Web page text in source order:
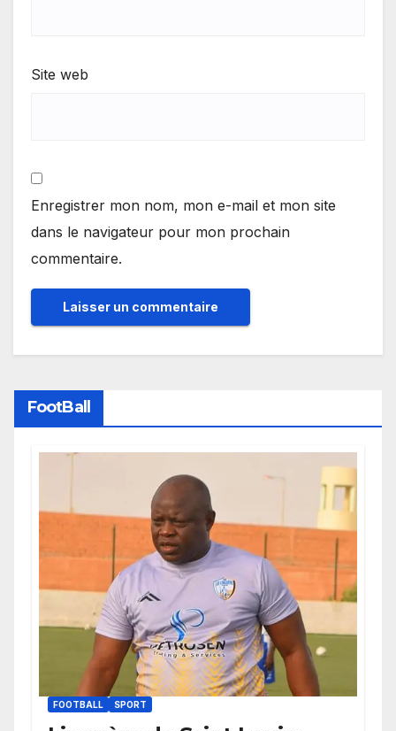
Site web
Enregistrer mon nom, mon e-mail et mon site
dans le navigateur pour mon prochain
commentaire.
FootBall
FOOTBALL SPORT